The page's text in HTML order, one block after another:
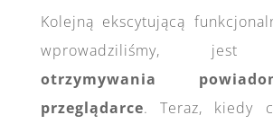
Kolejną ekscytującą
wprowadziliśmy, jest
otrzymywania
przeglądarce. Teraz, kiedy